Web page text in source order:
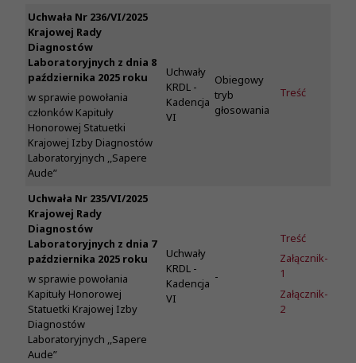
Uchwała Nr 236/VI/2025
Krajowej Rady
Diagnostów
Laboratoryjnych z dnia 8
października 2025 roku
w sprawie powołania
członków Kapituły
Honorowej Statuetki
Krajowej Izby Diagnostów
Laboratoryjnych ,,Sapere
Aude”
Uchwały
KRDL -
Kadencja
VI
Obiegowy
tryb
głosowania
Treść
Uchwała Nr 235/VI/2025
Krajowej Rady
Diagnostów
Laboratoryjnych z dnia 7
października 2025 roku
w sprawie powołania
Kapituły Honorowej
Statuetki Krajowej Izby
Diagnostów
Laboratoryjnych ,,Sapere
Aude”
Uchwały
KRDL -
Kadencja
VI
-
Treść
Załącznik-
1
Załącznik-
2